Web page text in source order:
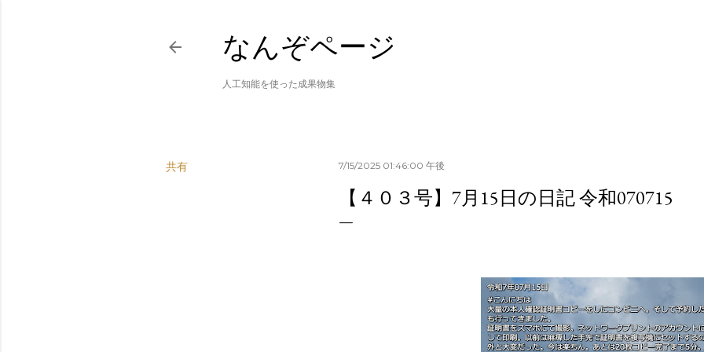
なんぞページ
人工知能を使った成果物集
共有 7/15/2025 01:46:00 午後
【４０３号】7月15日の日記 令和070715